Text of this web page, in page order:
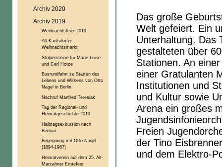
Das große
Welt gefeiert. Ein
Unterhaltung. Das
gestalteten über
Stationen. An
einer Gratulanten
Institutionen und
und Kultur sowie
Arena ein großes
Freien
der Tino
und dem Elektro-
Archiv 2020
Archiv 2019
Weihnachtsfeier 2019
Alt-Kaulsdorfer
Weihnachtsmarkt
Stolpersteine für Marie-Luise
und Carl Hotze
Busrundfahrt zu Stätten des
Lebens und Wirkens von Otto
Nagel in Berlin
Nachruf Manfred Teresiak
Tag der Regional- und
Heimatgeschichte 2019
Halbtagsexkursion nach
Bernau
Begegnung mit Otto Nagel
(1894-1967)
Heimatverein auf dem 25. Alt-
Marzahner Erntefest